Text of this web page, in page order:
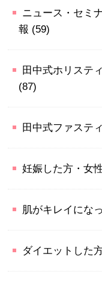
ニュース・セミ
報 (59)
田中式ホリステ
(87)
田中式ファステ
妊娠した方・女
肌がキレイにな
ダイエットした